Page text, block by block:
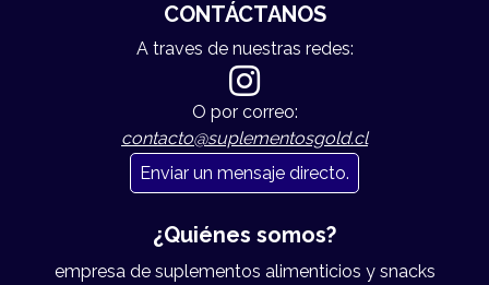
CONTÁCTANOS
A traves de nuestras redes:
O por correo:
contacto@suplementosgold.cl
Enviar un mensaje directo.
¿Quiénes somos?
empresa de suplementos alimenticios y snacks